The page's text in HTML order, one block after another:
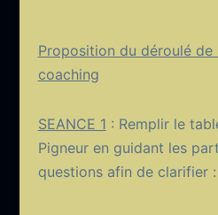
Proposition du déroulé de
coaching
SEANCE 1 : Remplir le
Pigneur en guidant les
questions afin de clarifier :